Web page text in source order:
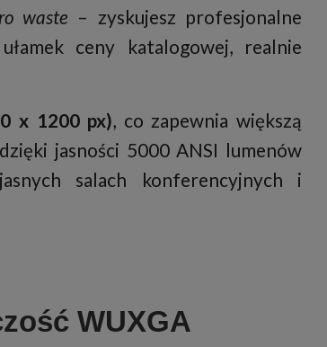
waste – zyskujesz profesjonalne
ceny katalogowej, realnie
x 1200 px), co zapewnia większą
jasności 5000 ANSI lumenów
salach konferencyjnych i
WUXGA